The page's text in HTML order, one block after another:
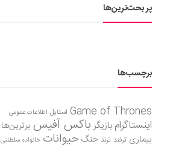
پر بحث‌ترین‌ها
برچسب‌ها
Game of Thrones استایل اطلاعات عمومی
اینستاگرام بازیگر باکس آفیس برترین‌ها
بیماری ترفند ترند جنگ حیوانات خانواده سلطنتی